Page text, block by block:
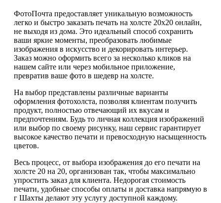
ФотоПочта предоставляет уникальную возможность
легко и быстро заказать печать на холсте 20х20 онлайн,
не выходя из дома. Это идеальный способ сохранить
ваши яркие моменты, преобразовать любимые
изображения в искусство и декорировать интерьер.
Заказ можно оформить всего за несколько кликов на
нашем сайте или через мобильное приложение,
превратив ваше фото в шедевр на холсте.
На выбор представлены различные варианты
оформления фотохолста, позволяя клиентам получить
продукт, полностью отвечающий их вкусам и
предпочтениям. Будь то личная коллекция изображений
или выбор по своему рисунку, наш сервис гарантирует
высокое качество печати и превосходную насыщенность
цветов.
Весь процесс, от выбора изображения до его печати на
холсте 20 на 20, организован так, чтобы максимально
упростить заказ для клиента. Недорогая стоимость
печати, удобные способы оплаты и доставка напрямую в
г Шахты делают эту услугу доступной каждому.